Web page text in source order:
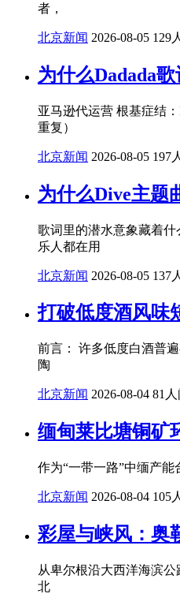
者，
北京新闻 2026-08-05 129
为什么Dadada
亚马逊代运营 根基症结
重复）
北京新闻 2026-08-05 197
为什么Dive主题
歌词里的潜水意象藏着
乐人都在用
北京新闻 2026-08-05 137
打破低度酒风味
前言： 许多低度白酒普
陶
北京新闻 2026-08-04 81人
缅甸莱比塘铜矿
作为“一带一路”中缅产
北京新闻 2026-08-04 105
彩屋与峡风：奥
从卑尔根沿大西洋海滨
北